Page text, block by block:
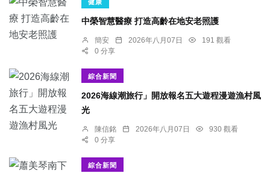
健康
中榮智慧醫療 打造高齡在地安老照護
簡安 2026年八月07日
191 觀看
0 分享
綜合新聞
2026海線潮旅行」開放報名五大遊程漫遊漁村風
光
陳信銘 2026年八月07日
930 觀看
0 分享
綜合新聞